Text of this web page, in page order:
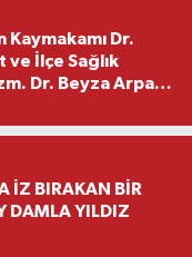
Kaymakamı Dr.
ve İlçe Sağlık
Dr. Beyza Arpacı
İZ BIRAKAN BİR
DAMLA YILDIZ